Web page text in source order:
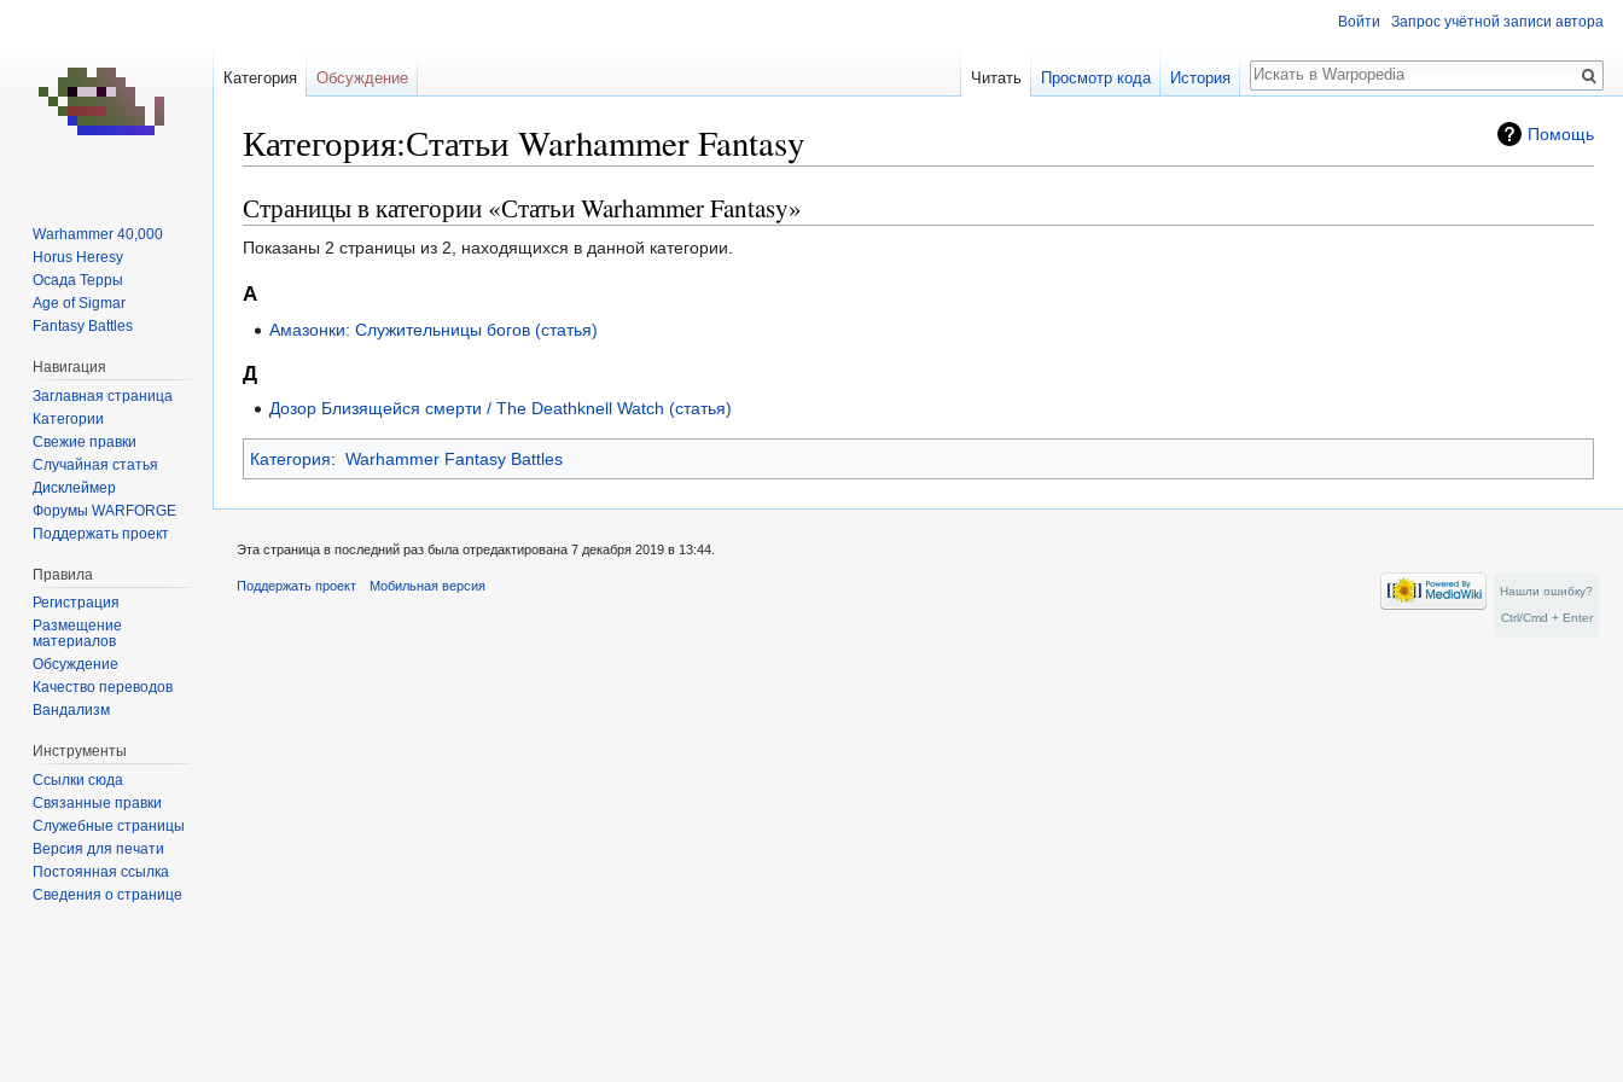
Помощь
Категория:Статьи Warhammer Fantasy
Перейти
к
навигации
Перейти
к
поиску
Страницы в категории «Статьи Warhammer Fantasy»
Показаны 2 страницы из 2, находящихся в данной категории.
А
Амазонки: Служительницы богов (статья)
Д
Дозор Близящейся смерти / The Deathknell Watch (статья)
Категория: Warhammer Fantasy Battles
Войти Запрос учётной записи автора
Категория Обсуждение Читать Просмотр кода История
Поиск
Warhammer 40,000
Horus Heresy
Осада Терры
Age of Sigmar
Fantasy Battles
Навигация
Заглавная страница
Категории
Свежие правки
Случайная статья
Дисклеймер
Форумы WARFORGE
Поддержать проект
Правила
Регистрация
Размещение
материалов
Обсуждение
Качество переводов
Вандализм
Инструменты
Ссылки сюда
Связанные правки
Служебные страницы
Версия для печати
Постоянная ссылка
Сведения о странице
Эта страница в последний раз была отредактирована 7 декабря 2019 в 13:44.
Поддержать проект Мобильная версия
Нашли ошибку?
Ctrl/Cmd + Enter